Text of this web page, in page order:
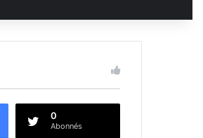
0
Abonnés